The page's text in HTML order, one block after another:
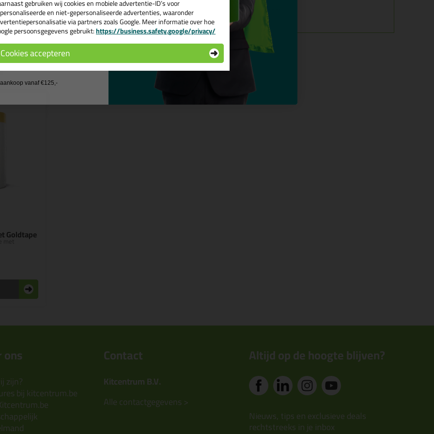
je meer weten over de toepassing en kenmerken van dit product?
Lees alles over dit product >
Goldtape
met
ons
zijn?
bij kitcentrum.be
Contact
Kitcentrum B.V.
Alle contactgegevens >
Altijd op de hoogte blijven?
Nieuws, tips en exclusieve deals
rechtstreeks in je inbox
gebruiken wij cookies en mobiele advertentie-ID’s voor
en niet-gepersonaliseerde advertenties, waaronder
via partners zoals Google. Meer informatie over hoe
persoonsgegevens gebruikt:https://business.safety.google/privacy/
Cookies accepteren
de actiecode ›
geen cadeau
vanaf €125,-